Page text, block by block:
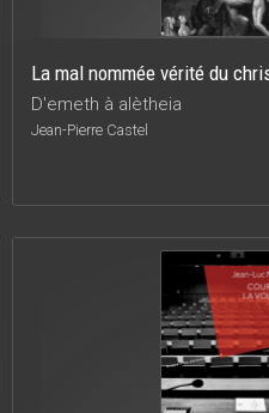
La mal nommée vérité du
D'emeth à alètheia
Jean-Pierre Castel